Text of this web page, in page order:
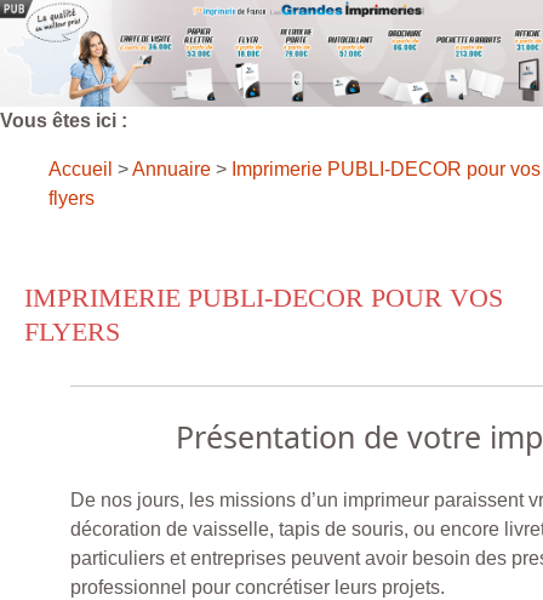
Vous êtes ici :
Accueil >Annuaire > Imprimerie PUBLI-DECOR pour vos
flyers
IMPRIMERIE PUBLI-DECOR POUR VOS
FLYERS
Présentation de votre
De nos jours, les missions d’un imprimeur paraissent
décoration de vaisselle, tapis de souris, ou encore
particuliers et entreprises peuvent avoir besoin des
professionnel pour concrétiser leurs projets.